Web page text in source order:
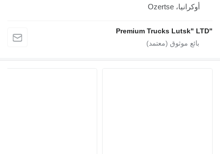
أوكرانيا، Ozertse
"Premium Trucks Lutsk" LTD